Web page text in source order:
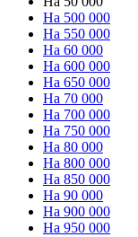
На 500 000
На 550 000
На 60 000
На 600 000
На 650 000
На 70 000
На 700 000
На 750 000
На 80 000
На 800 000
На 850 000
На 90 000
На 900 000
На 950 000